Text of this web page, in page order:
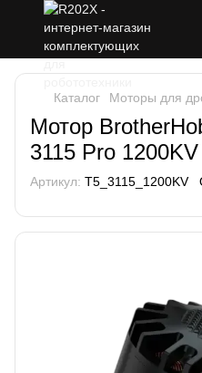
Каталог Моторы для
Мотор
3115 Pro 1200KV
Артикул: T5_3115_1200KV